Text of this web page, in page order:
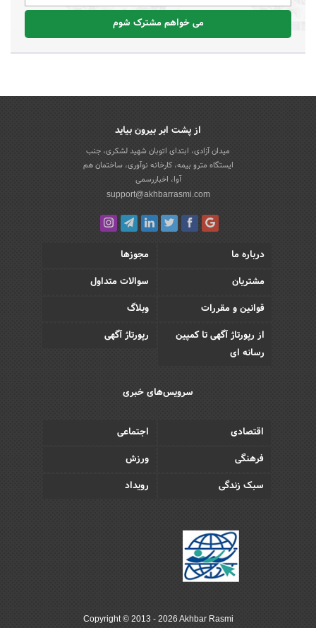
می خواهم مشترک شوم
از پشت ابر بیرون بیاید
میدان آزادی، ابتدای اتوبان شهید لشکری، جنب
ایستگاه مترو بیمه، کارخانه نوآوری، ساختمان هم
آوا، اخباررسمی
support@akhbarrasmi.com
درباره ما
مجوزها
مشتریان
سوالات متداول
قوانین و مقررات
وبلاگ
از رپورتاژ آگهی تا کمپین
رسانه ای
رپورتاژ آگهی
سرویس‌های خبری
اقتصادی
اجتماعی
فرهنگی
ورزش
سبک زندگی
رویداد
Copyright © 2013 - 2026 Akhbar Rasmi